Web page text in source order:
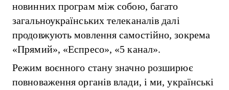
новинних програм між собою, багато
загальноукраїнських телеканалів далі
продовжують мовлення самостійно, зокрема
«Прямий», «Еспресо», «5 канал».
Режим воєнного стану значно розширює
повноваження органів влади, і ми, українські